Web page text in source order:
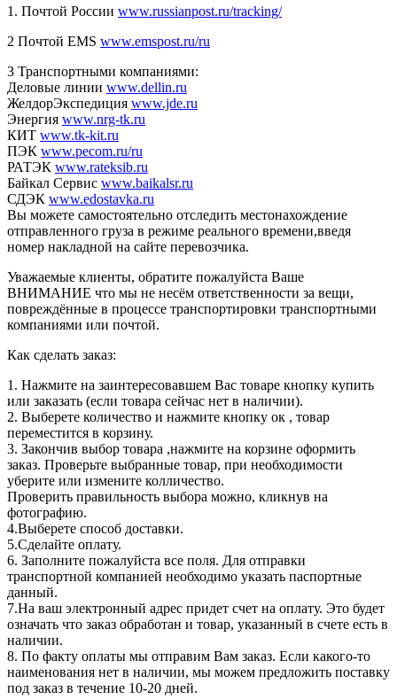
1. Почтой России www.russianpost.ru/tracking/
2 Почтой EMS www.emspost.ru/ru
3 Транспортными компаниями:
Деловые линии www.dellin.ru
ЖелдорЭкспедиция www.jde.ru
Энергия www.nrg-tk.ru
КИТ www.tk-kit.ru
ПЭК www.pecom.ru/ru
РАТЭК www.rateksib.ru
Байкал Сервис www.baikalsr.ru
СДЭК www.edostavka.ru
Вы можете самостоятельно отследить местонахождение
отправленного груза в режиме реального времени,введя
номер накладной на сайте перевозчика.
Уважаемые клиенты, обратите пожалуйста Ваше
ВНИМАНИЕ что мы не несём ответственности за вещи,
повреждённые в процессе транспортировки транспортными
компаниями или почтой.
Как сделать заказ:
1. Нажмите на заинтересовавшем Вас товаре кнопку купить
или заказать (если товара сейчас нет в наличии).
2. Выберете количество и нажмите кнопку ок , товар
переместится в корзину.
3. Закончив выбор товара ,нажмите на корзине оформить
заказ. Проверьте выбранные товар, при необходимости
уберите или измените колличество.
Проверить правильность выбора можно, кликнув на
фотографию.
4.Выберете способ доставки.
5.Сделайте оплату.
6. Заполните пожалуйста все поля. Для отправки
транспортной компанией необходимо указать паспортные
данный.
7.На ваш электронный адрес придет счет на оплату. Это будет
означать что заказ обработан и товар, указанный в счете есть в
наличии.
8. По факту оплаты мы отправим Вам заказ. Если какого-то
наименования нет в наличии, мы можем предложить поставку
под заказ в течение 10-20 дней.